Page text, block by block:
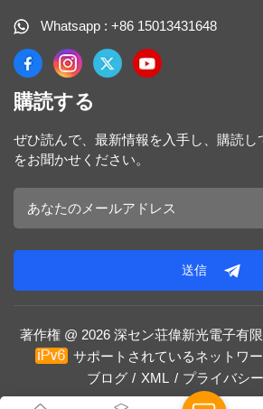
Whatsapp : +86 15013431648
購読する
ぜひ読んで、最新情報を入手し、購読し
をお聞かせください。
送信
著作権 @ 2026 深セン荘偉新光電子有
サポートされているネットワ
ブログ / XML / プライバシ